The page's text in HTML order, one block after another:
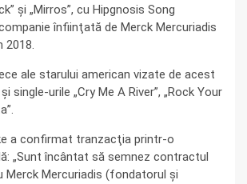
şi „Mirros”, cu Hipgnosis Song
înfiinţată de Merck Mercuriadis
2018.
ale starului american vizate de acest
single-urile „Cry Me A River”, „Rock Your
a confirmat tranzacţia printr-o
„Sunt încântat să semnez contractul
Merck Mercuriadis (fondatorul şi